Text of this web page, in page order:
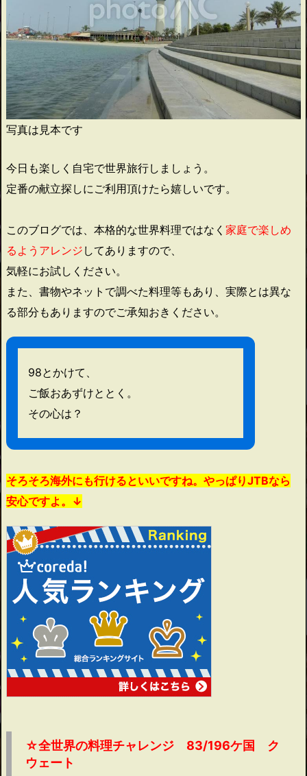
写真は見本です
今日も楽しく自宅で世界旅行しましょう。
定番の献立探しにご利用頂けたら嬉しいです。
このブログでは、本格的な世界料理ではなく 家庭で楽しめ
るようアレンジ してありますので、
気軽にお試しください。
また、書物やネットで調べた料理等もあり、実際とは異な
る部分もありますのでご承知おきください。
98とかけて、
ご飯おあずけととく。
その心は？
そろそろ海外にも行けるといいですね。やっぱりJTBなら
安心ですよ。↓
☆全世界の料理チャレンジ 83/196ケ国 ク
ウェート